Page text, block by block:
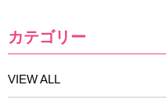
カテゴリー
VIEW ALL